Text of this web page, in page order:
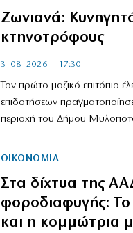
Ζωνιανά:
κτηνοτρόφους
3|08|2026 | 17:30
Τον πρώτο μαζικό επιτόπιο
επιδοτήσεων
περιοχή του Δήμου
ΟΙΚΟΝΟΜΙΑ
Στα δίχτυα της
φοροδιαφυγής:
και η κομμώτρια